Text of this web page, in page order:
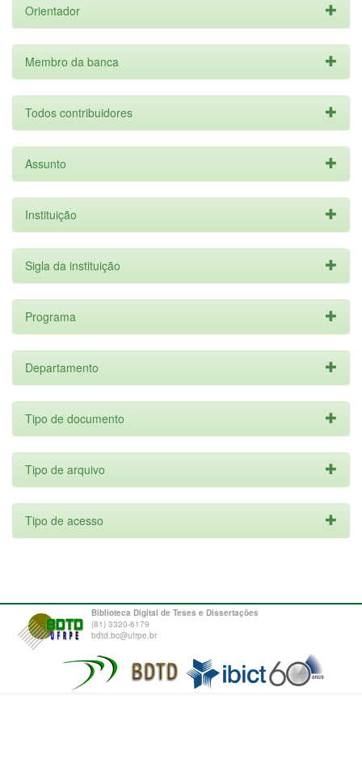
Orientador
Membro da banca
Todos contribuidores
Assunto
Instituição
Sigla da instituição
Programa
Departamento
Tipo de documento
Tipo de arquivo
Tipo de acesso
Biblioteca Digital de Teses e Dissertações
(81) 3320-6179
bdtd.bc@ufrpe.br